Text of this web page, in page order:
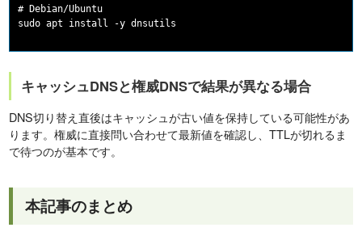
# Debian/Ubuntu
キャッシュDNSと権威DNSで結果が異なる場合
DNS切り替え直後はキャッシュが古い値を保持している可能性があ
ります。権威に直接問い合わせて最新値を確認し、TTLが切れるま
で待つのが基本です。
本記事のまとめ